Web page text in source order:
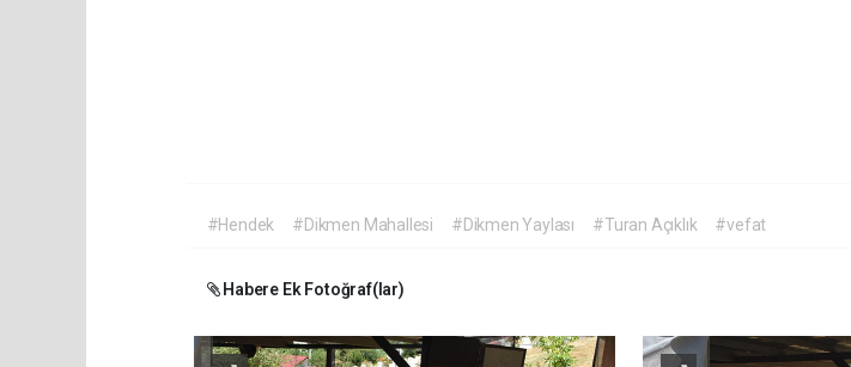
#Hendek #Dikmen Mahallesi #Dikmen Yaylası #Turan Açıklık #vefat
Habere Ek Fotoğraf(lar)